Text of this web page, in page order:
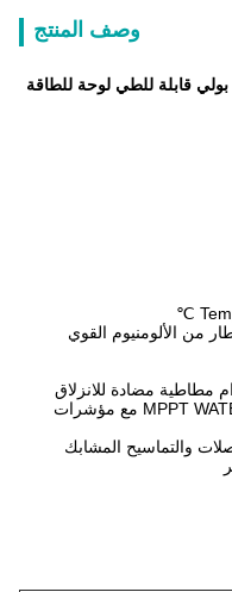
وصف المنتج
لوحة للطاقة الشمسية قابلة للطي 160W بولي قابلة للطي لوحة للطاقة
من الألومنيوم القوي
MPPT WATER-PROOF CONTROLLER 12V / 24V مع مؤشرات